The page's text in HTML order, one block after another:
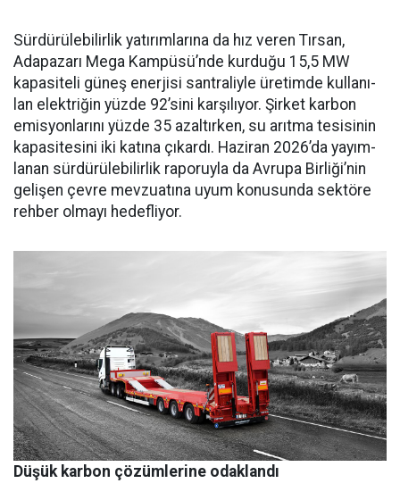
Sürdürülebilirlik yatırımları­na da hız veren Tırsan,
Adapaza­rı Mega Kampüsü’nde kurduğu 15,5 MW
kapasiteli güneş ener­jisi santraliyle üretimde kullanı­
lan elektriğin yüzde 92’sini karşı­lıyor. Şirket karbon
emisyonları­nı yüzde 35 azaltırken, su arıtma tesisinin
kapasitesini iki katına çıkardı. Haziran 2026’da yayım­
lanan sürdürülebilirlik raporuyla da Avrupa Birliği’nin
gelişen çev­re mevzuatına uyum konusunda sektöre
rehber olmayı hedefliyor.
Düşük karbon çözümlerine odaklandı